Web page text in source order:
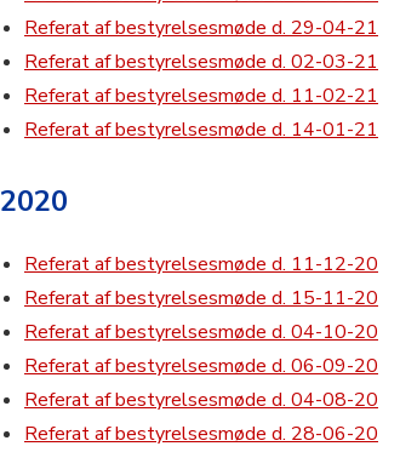
Referat af bestyrelsesmøde d. 29-04-21
Referat af bestyrelsesmøde d. 02-03-21
Referat af bestyrelsesmøde d. 11-02-21
Referat af bestyrelsesmøde d. 14-01-21
2020
Referat af bestyrelsesmøde d. 11-12-20
Referat af bestyrelsesmøde d. 15-11-20
Referat af bestyrelsesmøde d. 04-10-20
Referat af bestyrelsesmøde d. 06-09-20
Referat af bestyrelsesmøde d. 04-08-20
Referat af bestyrelsesmøde d. 28-06-20